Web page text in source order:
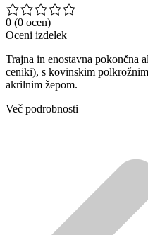
0 (0 ocen)
Oceni izdelek
Trajna in enostavna pokončna
ceniki), s kovinskim
akrilnim žepom.
Več podrobnosti